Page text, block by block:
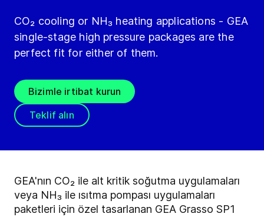
CO₂ cooling or NH₃ heating applications - GEA
single-stage high pressure packages are the
perfect fit for either of them.
Bizimle irtibat kurun
Teklif alın
GEA'nın CO₂ ile alt kritik soğutma uygulamaları
veya NH₃ ile ısıtma pompası uygulamaları
paketleri için özel tasarlanan GEA Grasso SP1